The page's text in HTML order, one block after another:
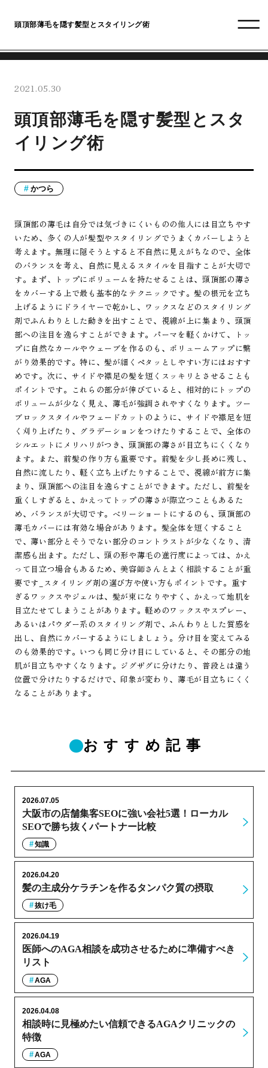
頭頂部薄毛を隠す髪型とスタイリング術
2021.05.30
頭頂部薄毛を隠す髪型とスタ
イリング術
かつら
頭頂部の薄毛は自分では気づきにくいものの他人には目立ちやす
いため、多くの人が髪型やスタイリングでうまくカバーしようと
考えます。無理に隠そうとすると不自然に見えがちなので、全体
のバランスを考え、自然に見えるスタイルを目指すことが大切で
す。まず、トップにボリュームを持たせることは、頭頂部の薄さ
をカバーする上で最も基本的なテクニックです。髪の根元を立ち
上げるようにドライヤーで乾かし、ワックスなどのスタイリング
剤でふんわりとした動きを出すことで、視線が上に集まり、頭頂
部への注目を逸らすことができます。パーマを軽くかけて、トッ
プに自然なカールやウェーブを作るのも、ボリュームアップに繋
がり効果的です。特に、髪が細くペタッとしやすい方にはおすす
めです。次に、サイドや襟足の髪を短くスッキリとさせることも
ポイントです。これらの部分が伸びていると、相対的にトップの
ボリュームが少なく見え、薄毛が強調されやすくなります。ツー
ブロックスタイルやフェードカットのように、サイドや襟足を短
く刈り上げたり、グラデーションをつけたりすることで、全体の
シルエットにメリハリがつき、頭頂部の薄さが目立ちにくくなり
ます。また、前髪の作り方も重要です。前髪を少し長めに残し、
自然に流したり、軽く立ち上げたりすることで、視線が前方に集
まり、頭頂部への注目を逸らすことができます。ただし、前髪を
重くしすぎると、かえってトップの薄さが際立つこともあるた
め、バランスが大切です。ベリーショートにするのも、頭頂部の
薄毛カバーには有効な場合があります。髪全体を短くすること
で、薄い部分とそうでない部分のコントラストが少なくなり、清
潔感も出ます。ただし、頭の形や薄毛の進行度によっては、かえ
って目立つ場合もあるため、美容師さんとよく相談することが重
要です_スタイリング剤の選び方や使い方もポイントです。重す
ぎるワックスやジェルは、髪が束になりやすく、かえって地肌を
目立たせてしまうことがあります。軽めのワックスやスプレー、
あるいはパウダー系のスタイリング剤で、ふんわりとした質感を
出し、自然にカバーするようにしましょう。分け目を変えてみる
のも効果的です。いつも同じ分け目にしていると、その部分の地
肌が目立ちやすくなります。ジグザグに分けたり、普段とは違う
位置で分けたりするだけで、印象が変わり、薄毛が目立ちにくく
なることがあります。
おすすめ記事
大阪市の店舗集客SEOに強い会社5選！ローカル
SEOで勝ち抜くパートナー比較
2026.07.05
知識
髪の主成分ケラチンを作るタンパク質の摂取
2026.04.20
抜け毛
医師へのAGA相談を成功させるために準備すべき
リスト
2026.04.19
AGA
相談時に見極めたい信頼できるAGAクリニックの
特徴
2026.04.08
AGA